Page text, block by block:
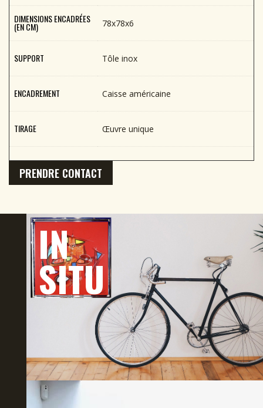
DIMENSIONS ENCADRÉES
(EN CM) 78x78x6
SUPPORT Tôle inox
ENCADREMENT Caisse américaine
TIRAGE Œuvre unique
PRENDRE CONTACT
IN
SITU